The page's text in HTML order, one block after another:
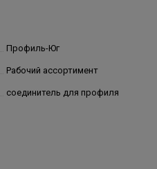
Профиль-Юг
Рабочий ассортимент
соединитель для профиля